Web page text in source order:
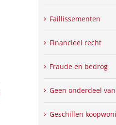
Faillissementen
Financieel recht
Fraude en bedrog
Geen onderdeel
Geschillen